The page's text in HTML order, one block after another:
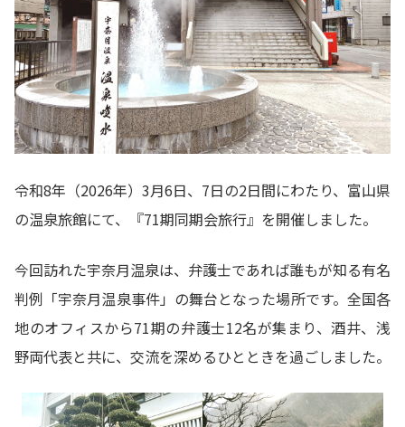
令和8年（2026年）3月6日、7日の2日間にわたり、富山県
の温泉旅館にて、『71期同期会旅行』を開催しました。
今回訪れた宇奈月温泉は、弁護士であれば誰もが知る有名
判例「宇奈月温泉事件」の舞台となった場所です。全国各
地のオフィスから71期の弁護士12名が集まり、酒井、浅
野両代表と共に、交流を深めるひとときを過ごしました。